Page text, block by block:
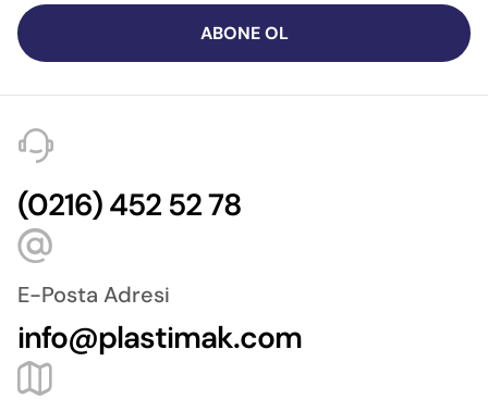
ABONE OL
(0216) 452 52 78
E-Posta Adresi
info@plastimak.com